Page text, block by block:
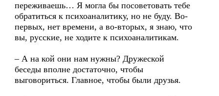
переживаешь… Я могла бы посоветовать тебе
обратиться к психоаналитику, но не буду. Во-
первых, нет времени, а во-вторых, я знаю, что
вы, русские, не ходите к психоаналитикам.
– А на кой они нам нужны? Дружеской
беседы вполне достаточно, чтобы
выговориться. Главное, чтобы были друзья.